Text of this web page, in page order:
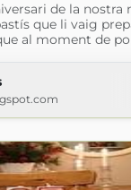
de la nostra
que li vaig
al moment de